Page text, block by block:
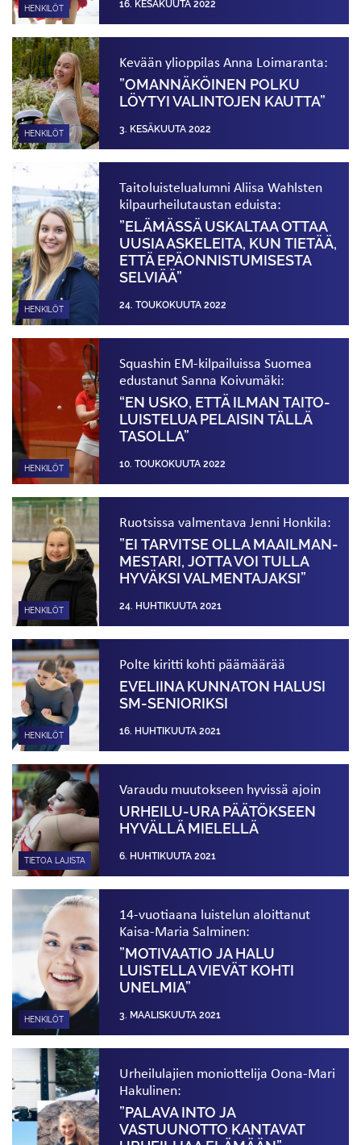
HENKILÖT 16. KESÄKUUTA 2022
HENKILÖT
Kevään ylioppilas Anna Loimaranta:
”OMANNÄKÖINEN POLKU
LÖYTYI VALINTOJEN KAUTTA”
3. KESÄKUUTA 2022
HENKILÖT
Taitoluistelualumni Aliisa Wahlsten
kilpa­urheilu­taustan eduista:
”ELÄMÄSSÄ USKALTAA OTTAA
UUSIA ASKELEITA, KUN TIETÄÄ,
ETTÄ EPÄONNISTUMISESTA
SELVIÄÄ”
24. TOUKOKUUTA 2022
HENKILÖT
Squashin EM-kilpailuissa Suomea
edustanut Sanna Koivumäki:
“EN USKO, ETTÄ ILMAN TAITO­
LUISTELUA PELAISIN TÄLLÄ
TASOLLA”
10. TOUKOKUUTA 2022
HENKILÖT
Ruotsissa valmentava Jenni Honkila:
”EI TARVITSE OLLA MAAILMAN­
MESTARI, JOTTA VOI TULLA
HYVÄKSI VALMENTAJAKSI”
24. HUHTIKUUTA 2021
HENKILÖT
Polte kiritti kohti päämäärää
EVELIINA KUNNATON HALUSI
SM-SENIORIKSI
16. HUHTIKUUTA 2021
TIETOA LAJISTA
Varaudu muutokseen hyvissä ajoin
URHEILU-URA PÄÄTÖKSEEN
HYVÄLLÄ MIELELLÄ
6. HUHTIKUUTA 2021
HENKILÖT
14-vuotiaana luistelun aloittanut
Kaisa-Maria Salminen:
”MOTIVAATIO JA HALU
LUISTELLA VIEVÄT KOHTI
UNELMIA”
3. MAALISKUUTA 2021
Urheilulajien moniottelija Oona-Mari
Hakulinen:
”PALAVA INTO JA
VASTUUNOTTO KANTAVAT